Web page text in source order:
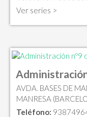
Ver series >
AVDA. BASES DE
MANRESA
Teléfono: